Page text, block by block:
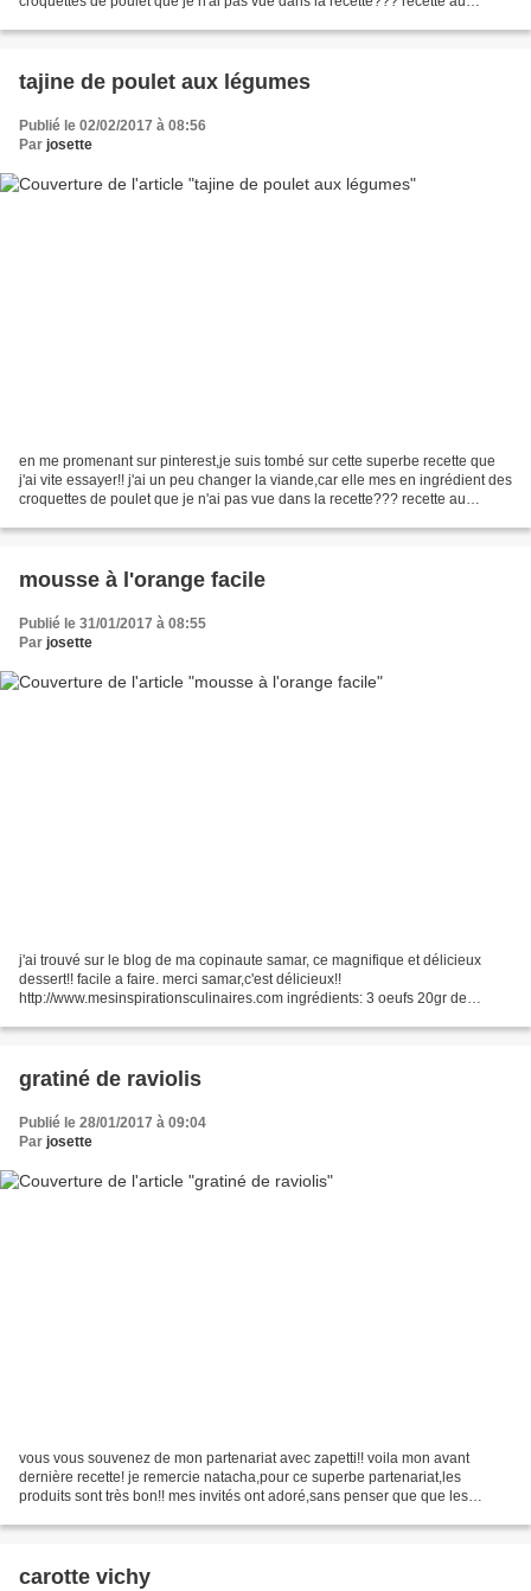
tajine de poulet aux légumes
Publié le 02/02/2017 à 08:56
Par josette
en me promenant sur pinterest,je suis tombé sur cette superbe recette que
j'ai vite essayer!! j'ai un peu changer la viande,car elle mes en ingrédient des
croquettes de poulet que je n'ai pas vue dans la recette??? recette au
mousse à l'orange facile
Publié le 31/01/2017 à 08:55
Par josette
j'ai trouvé sur le blog de ma copinaute samar, ce magnifique et délicieux
dessert!! facile a faire. merci samar,c'est délicieux!!
http://www.mesinspirationsculinaires.com ingrédients: 3 oeufs 20gr de
gratiné de raviolis
Publié le 28/01/2017 à 09:04
Par josette
vous vous souvenez de mon partenariat avec zapetti!! voila mon avant
dernière recette! je remercie natacha,pour ce superbe partenariat,les
produits sont très bon!! mes invités ont adoré,sans penser que que les
carotte vichy